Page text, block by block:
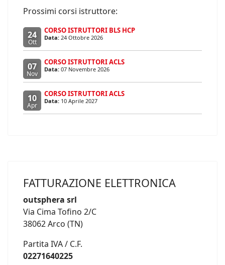
Prossimi corsi istruttore:
24
Ott
CORSO ISTRUTTORI BLS HCP
Data: 24 Ottobre 2026
07
Nov
CORSO ISTRUTTORI ACLS
Data: 07 Novembre 2026
10
Apr
CORSO ISTRUTTORI ACLS
Data: 10 Aprile 2027
FATTURAZIONE ELETTRONICA
outsphera srl
Via Cima Tofino 2/C
38062 Arco (TN)
Partita IVA / C.F.
02271640225